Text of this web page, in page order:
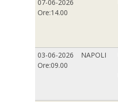
07-06-2026
Ore:14.00
03-06-2026
Ore:09.00
NAPOLI